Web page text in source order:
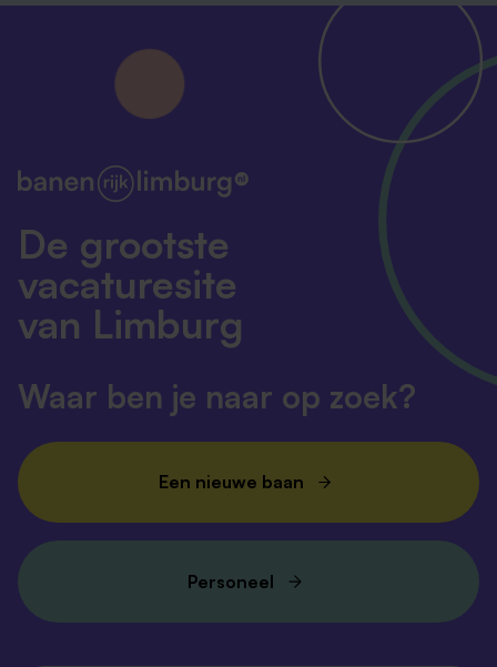
De grootste
vacaturesite
van Limburg
Waar ben je naar op zoek?
Een nieuwe baan
Personeel